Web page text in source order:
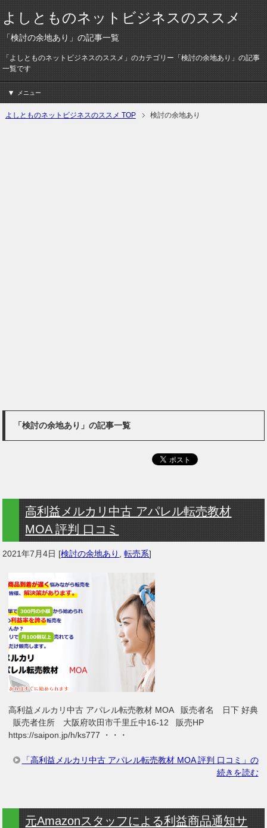
よしとものネットビジネスのススメ
「検討の余地あり」の記事一覧
「よしとものネットビジネスのススメ」のカテゴリー「検討の余地あり」の記事
一覧です
メニュー
よしとものネットビジネスのススメ TOP 検討の余地あり
「検討の余地あり」の記事一覧
高利益メルカリ中古 アパレル転売教材
MOA 評判 口コミ
2021年7月4日 [検討の余地あり ,転売系]
高利益メルカリ中古 アパレル転売教材 MOA 販売者名 日下 好典
販売者住所 大阪府吹田市千里丘中16-12 販売HP
https://saipon.jp/h/ks777 ・・・
「高利益メルカリ中古 アパレル転売教材 MOA 評判 口コミ」の
続きを読む
元Amazonスタッフによる利益商品通知サ